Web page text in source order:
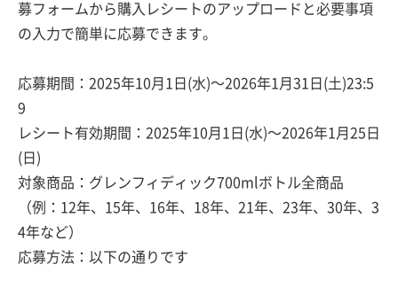
募フォームから購入レシートのアップロードと必要事項
の入力で簡単に応募できます。
応募期間：2025年10月1日(水)〜2026年1月31日(土)23:5
9
レシート有効期間：2025年10月1日(水)〜2026年1月25日
(日)
対象商品：グレンフィディック700mlボトル全商品
（例：12年、15年、16年、18年、21年、23年、30年、3
4年など）
応募方法：以下の通りです